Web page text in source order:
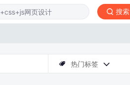
搜索
 热门标签 